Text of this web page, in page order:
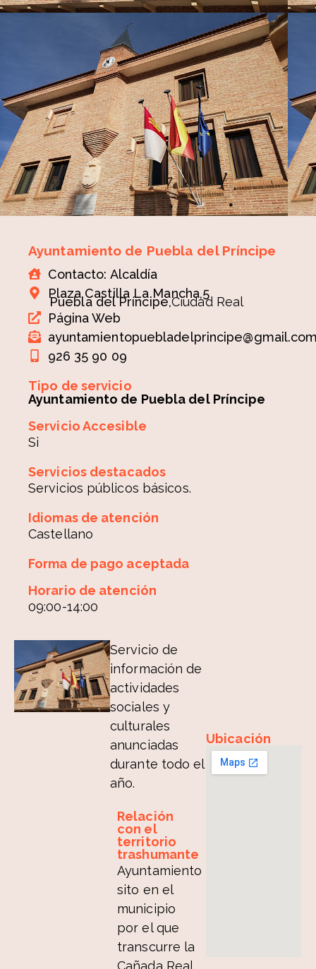
Ayuntamiento de Puebla del Príncipe
Contacto: Alcaldía
Plaza Castilla La Mancha,5
Puebla del Príncipe,Ciudad Real
Página Web
926 35 90 09
Tipo de servicio
Ayuntamiento de Puebla del Príncipe
Servicio Accesible
Si
Servicios destacados
Servicios públicos básicos.
Idiomas de atención
Castellano
Forma de pago aceptada
Horario de atención
09:00-14:00
Servicio de
información de
actividades
sociales y
culturales
anunciadas
durante todo el
año.
Relación
con el
territorio
trashumante
Ayuntamiento
sito en el
municipio
por el que
transcurre la
Cañada Real
Ubicación